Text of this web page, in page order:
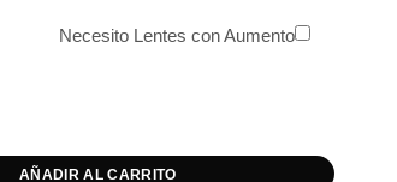
Necesito Lentes con Aumento
AÑADIR AL CARRITO